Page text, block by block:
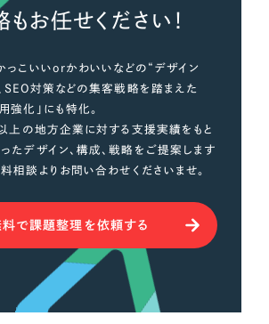
お任せください！
っこいいorかわいいなどの“デザイン
SEO対策などの集客戦略を踏まえた
強化」にも特化。
の地方企業に対する支援実績をもと
たデザイン、構成、戦略をご提案します
相談よりお問い合わせくださいませ。
で課題整理を依頼する